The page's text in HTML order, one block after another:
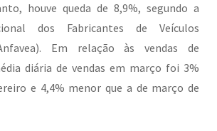
houve queda de 8,9%, segundo a
dos Fabricantes de Veículos
Em relação às vendas de
diária de vendas em março foi 3%
e 4,4% menor que a de março de